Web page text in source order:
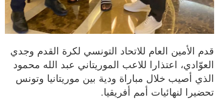
قدم الأمين العام للاتحاد التونسي لكرة القدم وجدي
العوّادي، اعتذارا للاعب الموريتاني عبد الله محمود
الذي أصيب خلال مباراة ودية بين موريتانيا وتونس
تحضيرا لنهائيات أمم أفريقيا.